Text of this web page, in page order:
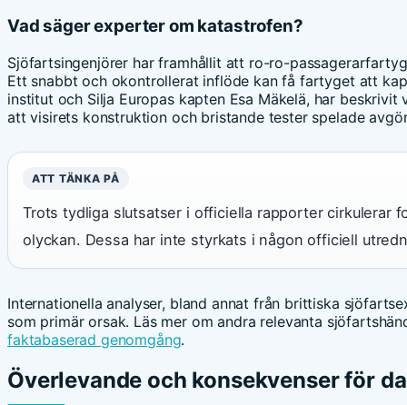
Vad säger experter om katastrofen?
Sjöfartsingenjörer har framhållit att ro-ro-
Ett snabbt och okontrollerat inflöde kan få fartyget att
institut och Silja Europas kapten Esa Mäkelä, har
att visirets konstruktion och bristande tester spelade
ATT TÄNKA PÅ
Trots tydliga slutsatser i officiella rapporter cirkulerar
olyckan. Dessa har inte styrkats i någon officiell
Internationella analyser, bland annat från brittiska
som primär orsak. Läs mer om andra relevanta
faktabaserad genomgång.
Överlevande och konsekvenser för